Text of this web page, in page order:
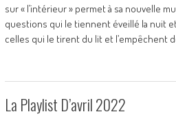
sur « l’intérieur » permet à sa nouvelle
questions qui le tiennent éveillé la nuit
celles qui le tirent du lit et l’empêchent
La Playlist D’avril 2022